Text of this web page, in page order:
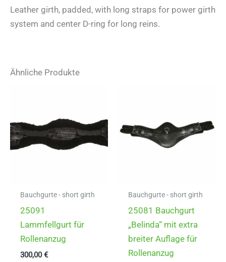
Leather girth, padded, with long straps for power girth
system and center D-ring for long reins.
Ähnliche Produkte
Bauchgurte - short girth
25091
Lammfellgurt für
Rollenanzug
300,00€
Bauchgurte - short girth
25081 Bauchgurt
„Belinda“ mit extra
breiter Auflage für
Rollenanzug